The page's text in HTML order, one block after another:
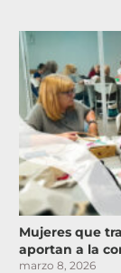
Mujeres que
aportan a la
marzo 8, 2026